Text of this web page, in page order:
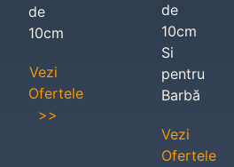
de
10cm
Vezi
Ofertele
>>
de
10cm
Si
pentru
Barbă
Vezi
Ofertele